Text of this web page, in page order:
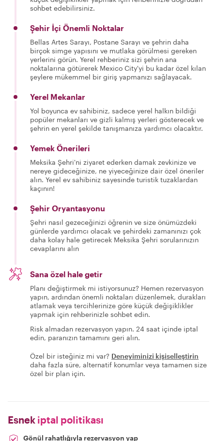
sohbet edebilirsiniz.
Şehir İçi Önemli Noktalar
Bellas Artes Sarayı, Postane Sarayı ve şehrin daha
birçok simge yapısını ve mutlaka görülmesi gereken
yerlerini görün. Yerel rehberiniz sizi şehrin ana
noktalarına götürerek Mexico City'yi bu kadar özel kılan
şeylere mükemmel bir giriş yapmanızı sağlayacak.
Yerel Mekanlar
Yol boyunca ev sahibiniz, sadece yerel halkın bildiği
popüler mekanları ve gizli kalmış yerleri gösterecek ve
şehrin en yerel şekilde tanışmanıza yardımcı olacaktır.
Yemek Önerileri
Meksika Şehri'ni ziyaret ederken damak zevkinize ve
nereye gideceğinize, ne yiyeceğinize dair özel öneriler
alın. Yerel ev sahibiniz sayesinde turistik tuzaklardan
kaçının!
Şehir Oryantasyonu
Şehri nasıl gezeceğinizi öğrenin ve size önümüzdeki
günlerde yardımcı olacak ve şehirdeki zamanınızı çok
daha kolay hale getirecek Meksika Şehri sorularınızın
cevaplarını alın
Sana özel hale getir
Planı değiştirmek mi istiyorsunuz? Hemen rezervasyon
yapın, ardından önemli noktaları düzenlemek, durakları
atlamak veya tercihlerinize göre küçük değişiklikler
yapmak için rehberinizle sohbet edin.
Risk almadan rezervasyon yapın. 24 saat içinde iptal
edin, paranızın tamamını geri alın.
Özel bir isteğiniz mi var? Deneyiminizi kişiselleştirin
daha fazla süre, alternatif konumlar veya tamamen size
özel bir plan için.
Esnek iptal politikası
Gönül rahatlığıyla rezervasyon yap